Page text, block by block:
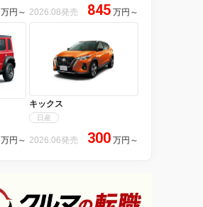
万円 ～ 2026.08発売 845 万円 ～
万円 ～
キックス
日産
2026.06発売 300 万円 ～